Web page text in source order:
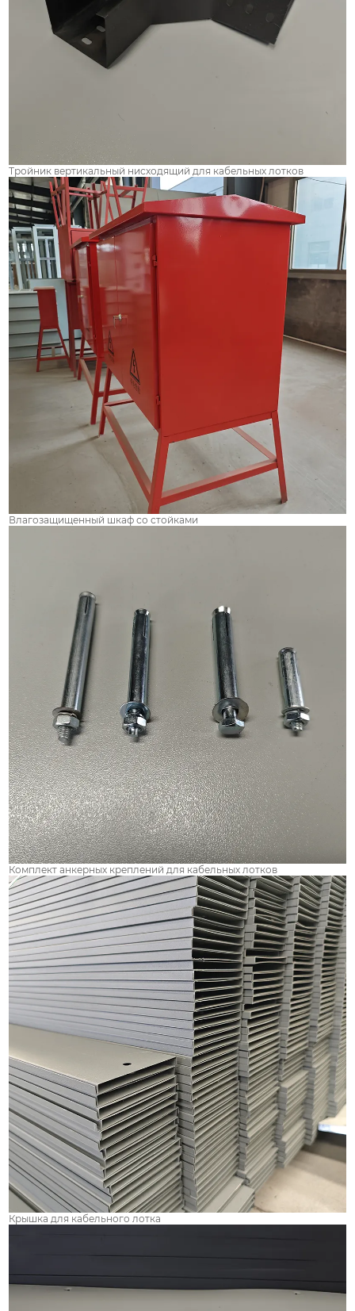
Тройник вертикальный нисходящий для кабельных лотков
Влагозащищенный шкаф со стойками
Комплект анкерных креплений для кабельных лотков
Крышка для кабельного лотка